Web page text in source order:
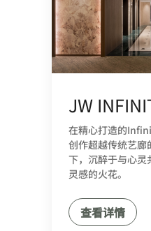
JW
在精心打造的
创作超越传统艺廊
下，沉醉于与心灵
灵感的火花。
查看详情